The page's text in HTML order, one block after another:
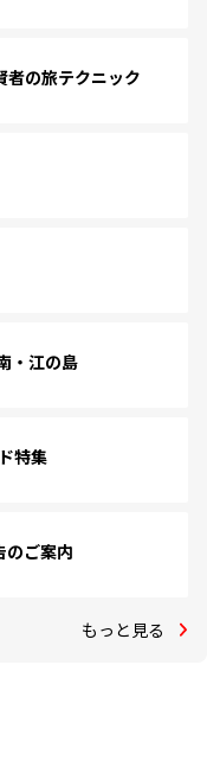
者の旅テクニック
・江の島
特集
のご案内
もっと見る